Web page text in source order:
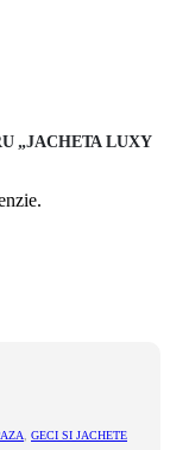
„JACHETA LUXY
GECI SI JACHETE